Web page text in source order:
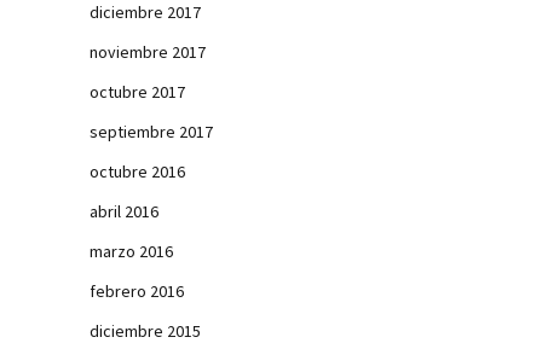
diciembre 2017
noviembre 2017
octubre 2017
septiembre 2017
octubre 2016
abril 2016
marzo 2016
febrero 2016
diciembre 2015